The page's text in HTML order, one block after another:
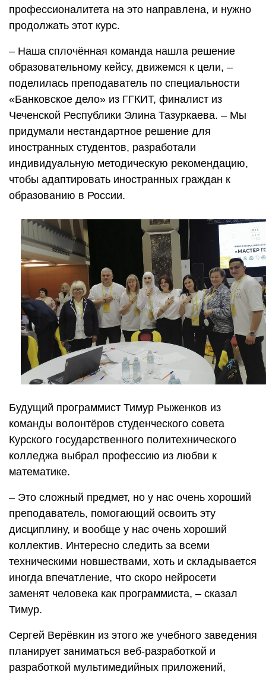
профессионалитета на это направлена, и нужно
продолжать этот курс.
– Наша сплочённая команда нашла решение
образовательному кейсу, движемся к цели, –
поделилась преподаватель по специальности
«Банковское дело» из ГГКИТ, финалист из
Чеченской Республики Элина Тазуркаева. – Мы
придумали нестандартное решение для
иностранных студентов, разработали
индивидуальную методическую рекомендацию,
чтобы адаптировать иностранных граждан к
образованию в России.
Будущий программист Тимур Рыженков из
команды волонтёров студенческого совета
Курского государственного политехнического
колледжа выбрал профессию из любви к
математике.
– Это сложный предмет, но у нас очень хороший
преподаватель, помогающий освоить эту
дисциплину, и вообще у нас очень хороший
коллектив. Интересно следить за всеми
техническими новшествами, хоть и складывается
иногда впечатление, что скоро нейросети
заменят человека как программиста, – сказал
Тимур.
Сергей Верёвкин из этого же учебного заведения
планирует заниматься веб-разработкой и
разработкой мультимедийных приложений,